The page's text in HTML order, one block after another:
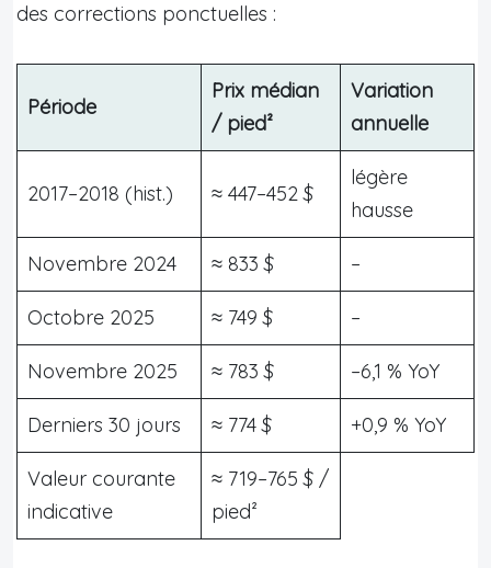
des corrections ponctuelles :
Période
Prix médian
/ pied²
Variation
annuelle
2017–2018 (hist.) ≈ 447–452 $
légère
hausse
Novembre 2024 ≈ 833 $ –
Octobre 2025 ≈ 749 $ –
Novembre 2025 ≈ 783 $ –6,1 % YoY
Derniers 30 jours ≈ 774 $ +0,9 % YoY
Valeur courante
indicative
≈ 719–765 $ /
pied²